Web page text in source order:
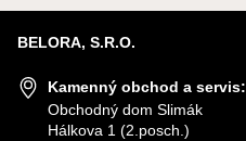
BELORA, S.R.O.
Kamenný obchod a servis:
Obchodný dom Slimák
Hálkova 1 (2.posch.)